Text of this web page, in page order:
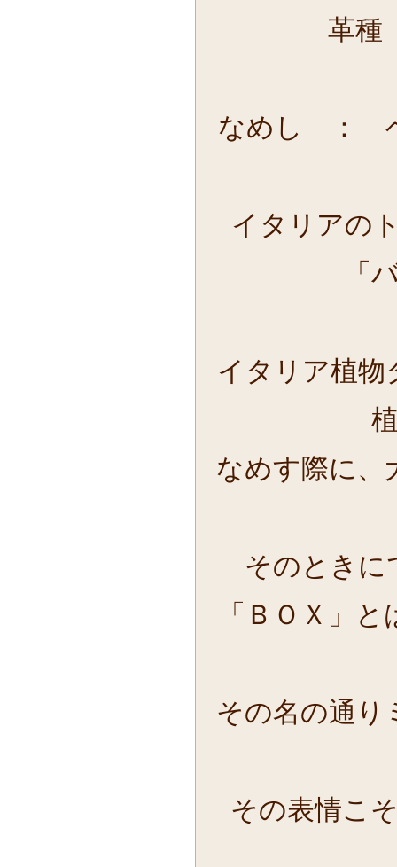
革
なめし
イタリアの
「
イタリア植物
なめす際に、
そのときに
「ＢＯＸ」
その名の通り
その表情こ